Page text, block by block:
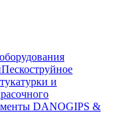
Пескоструйное
и
DANOGIPS &